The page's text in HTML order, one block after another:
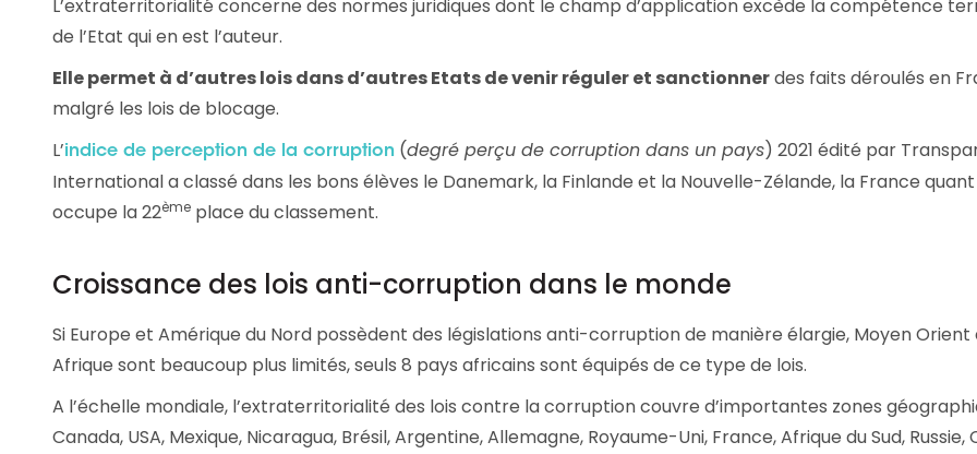
L’extraterritorialité concerne des normes juridiques dont le champ d’application excède la compétence
de l’Etat qui en est l’auteur.
Elle permet à d’autres lois dans d’autres Etats de venir réguler et sanctionnerdes faits déroulés en
malgré les lois de blocage.
L’indice de perception de la corruption (degré perçu de corruption dans un pays) 2021 édité par
International a classé dans les bons élèves le Danemark, la Finlande et la Nouvelle-Zélande, la France
occupe la 22ème place du classement.
Croissance des lois anti-corruption dans le monde
Si Europe et Amérique du Nord possèdent des législations anti-corruption de manière élargie, Moyen Orient
Afrique sont beaucoup plus limités, seuls 8 pays africains sont équipés de ce type de lois.
A l’échelle mondiale, l’extraterritorialité des lois contre la corruption couvre d’importantes zones
Canada, USA, Mexique, Nicaragua, Brésil, Argentine, Allemagne, Royaume-Uni, France, Afrique du Sud, Russie,